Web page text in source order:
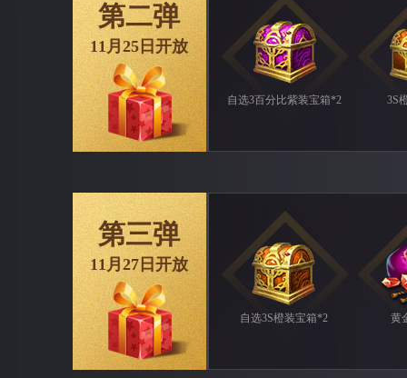
第二弹
11月25日开放
自选3百分比紫装宝箱*2 3S
第三弹
11月27日开放
自选3S橙装宝箱*2 黄